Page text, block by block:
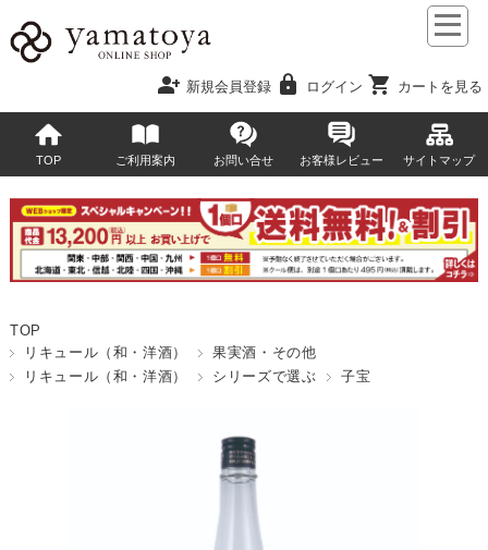
person_add 新規会員登録 lock ログイン shopping_cart カートを見る
TOP ご利用案内 お問い合せ お客様レビュー サイトマップ
TOP
リキュール（和・洋酒）
果実酒・その他
リキュール（和・洋酒）
シリーズで選ぶ 子宝